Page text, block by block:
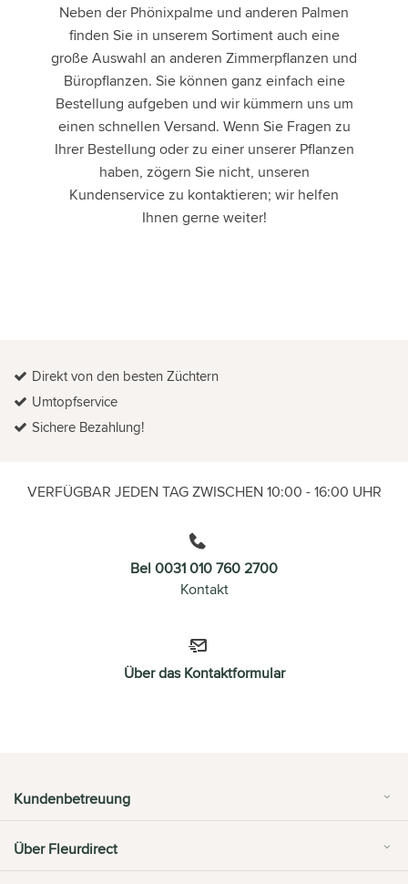
Neben der Phönixpalme und anderen Palmen
finden Sie in unserem Sortiment auch eine
große Auswahl an anderen Zimmerpflanzen und
Büropflanzen. Sie können ganz einfach eine
Bestellung aufgeben und wir kümmern uns um
einen schnellen Versand. Wenn Sie Fragen zu
Ihrer Bestellung oder zu einer unserer Pflanzen
haben, zögern Sie nicht, unseren
Kundenservice zu kontaktieren; wir helfen
Ihnen gerne weiter!
Direkt von den besten Züchtern
Umtopfservice
Sichere Bezahlung!
VERFÜGBAR JEDEN TAG ZWISCHEN 10:00 - 16:00 UHR
Bel 0031 010 760 2700
Kontakt
Über das Kontaktformular
Kundenbetreuung
Über Fleurdirect